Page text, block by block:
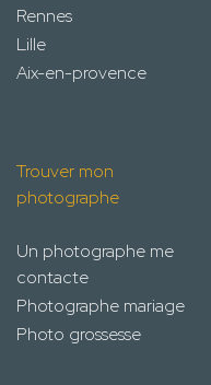
Rennes
Lille
Aix-en-provence
Trouver mon
photographe
Un photographe me
contacte
Photographe mariage
Photo grossesse